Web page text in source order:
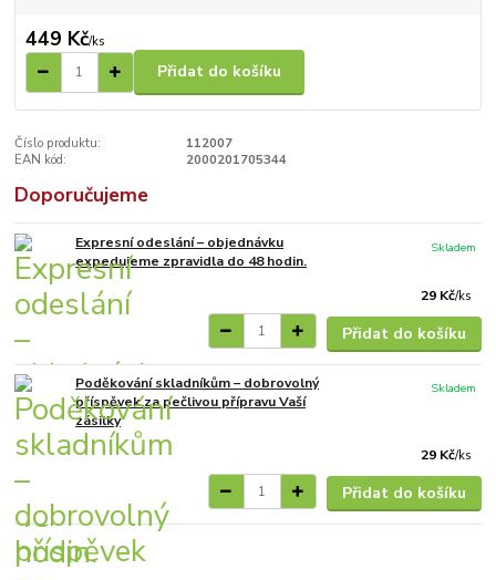
449 Kč/ks
Přidat do košíku
Číslo produktu:
112007
EAN kód:
2000201705344
Doporučujeme
Expresní odeslání – objednávku
expedujeme zpravidla do 48 hodin.
29 Kč/ks
Skladem
Přidat do košíku
Poděkování skladníkům – dobrovolný
příspěvek za pečlivou přípravu Vaší
zásilky
29 Kč/ks
Skladem
Přidat do košíku